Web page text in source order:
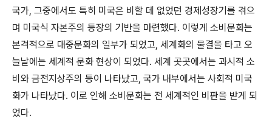
국가, 그중에서도 특히 미국은 비할 데 없었던 경제성장기를 겪으
며 미국식 자본주의 등장의 기반을 마련했다. 이렇게 소비문화는
본격적으로 대중문화의 일부가 되었고, 세계화의 물결을 타고 오
늘날에는 세계적 문화 현상이 되었다. 세계 곳곳에서는 과시적 소
비와 금전지상주의 등이 나타났고, 국가 내부에서는 사회적 미국
화가 나타났다. 이로 인해 소비문화는 전 세계적인 비판을 받게 되
었다.